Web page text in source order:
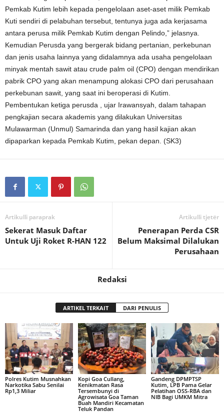
Pemkab Kutim lebih kepada pengelolaan aset-aset milik Pemkab
Kuti sendiri di pelabuhan tersebut, tentunya juga ada kerjasama
antara perusa milik Pemkab Kutim dengan Pelindo,” jelasnya.
Kemudian Perusda yang bergerak bidang pertanian, perkebunan
dan jenis usaha lainnya yang didalamnya ada usaha pengelolaan
minyak mentah sawit atau crude palm oil (CPO) dengan mendirikan
pabrik CPO yang akan menampung alokasi CPO dari perusahaan
perkebunan sawit, yang saat ini beroperasi di Kutim.
Pembentukan ketiga perusda , ujar Irawansyah, dalam tahapan
pengkajian secara akademis yang dilakukan Universitas
Mulawarman (Unmul) Samarinda dan yang hasil kajian akan
dipaparkan kepada Pemkab Kutim, pekan depan. (SK3)
Artikulli paraprak
Sekerat Masuk Daftar
Untuk Uji Roket R-HAN 122
Artikulli tjetër
Penerapan Perda CSR
Belum Maksimal Dilalukan
Perusahaan
Redaksi
ARTIKEL TERKAIT DARI PENULIS
Polres Kutim Musnahkan
Narkotika Sabu Senilai
Rp1,3 Miliar
Kopi Goa Cullang,
Kenikmatan Rasa
Tersembunyi di
Agrowisata Goa Taman
Buah Mandiri Kecamatan
Teluk Pandan
Gandeng DPMPTSP
Kutim, LPB Pama Gelar
Pelatihan OSS-RBA dan
NIB Bagi UMKM Mitra